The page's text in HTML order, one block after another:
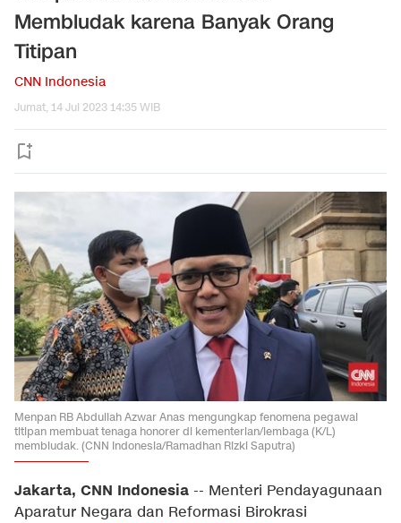
Membludak karena Banyak Orang
Titipan
CNN Indonesia
Jumat, 14 Jul 2023 14:35 WIB
Menpan RB Abdullah Azwar Anas mengungkap fenomena pegawai
titipan membuat tenaga honorer di kementerian/lembaga (K/L)
membludak. (CNN Indonesia/Ramadhan Rizki Saputra)
Jakarta, CNN Indonesia -- Menteri Pendayagunaan
Aparatur Negara dan Reformasi Birokrasi